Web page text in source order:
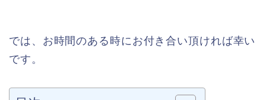
では、お時間のある時にお付き合い頂ければ幸い
です。